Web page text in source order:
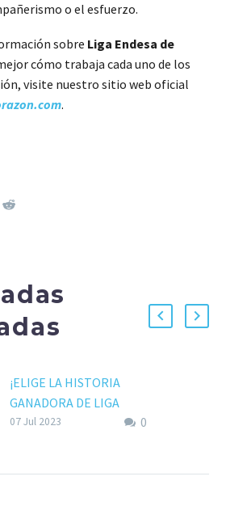
o el esfuerzo.
sobre Liga Endesa de
cómo trabaja cada uno de los
visite nuestro sitio web oficial
.
¡ELIGE LA HISTORIA
GANADORA DE LIGA
ENDESA DE CORAZÓN! 0
07 Jul 2023